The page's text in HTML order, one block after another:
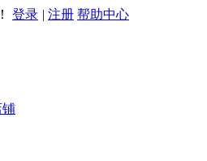
登录 | 注册 帮助中心
铺